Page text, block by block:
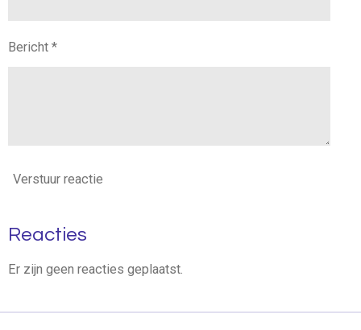
Bericht *
Verstuur reactie
Reacties
Er zijn geen reacties geplaatst.